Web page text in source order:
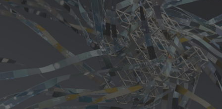
Über uns
Kontakt